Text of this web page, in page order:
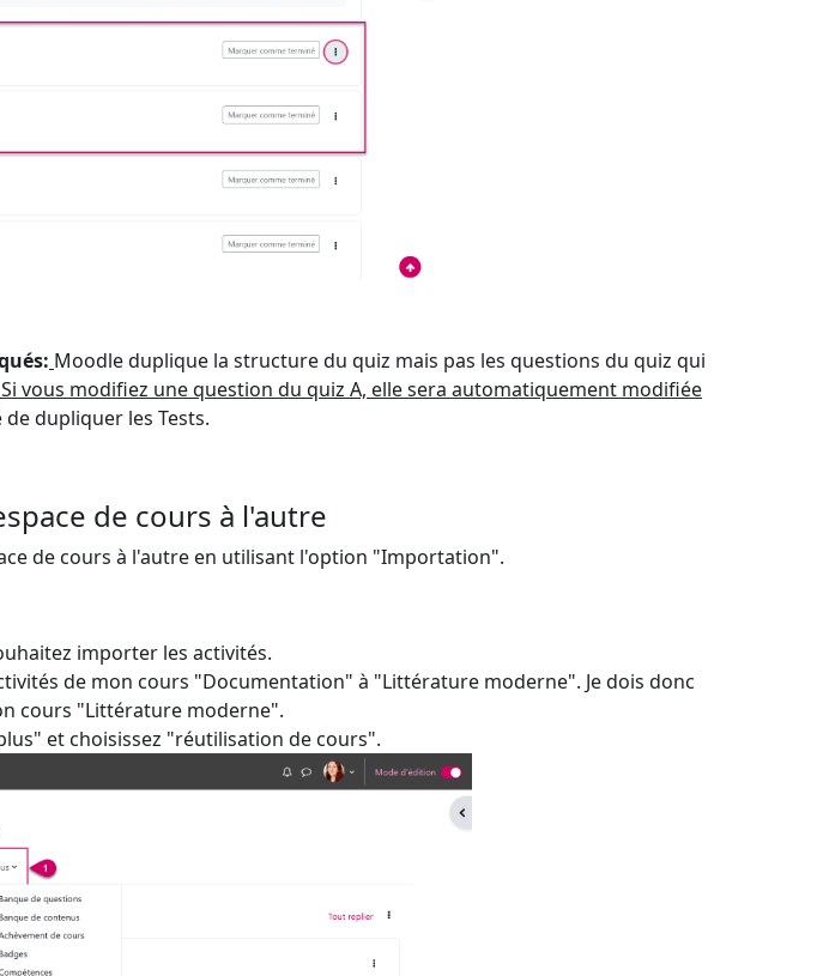
Moodle duplique la structure du quiz mais pas les questions du quiz qui
Si vous modifiez une question du quiz A, elle sera automatiquement modifiée
dupliquer les Tests.
de cours à l'autre
de cours à l'autre en utilisant l'option "Importation".
importer les activités.
de mon cours "Documentation" à "Littérature moderne". Je dois donc
cours "Littérature moderne".
et choisissez "réutilisation de cours".